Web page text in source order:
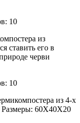
из
ставить его в
черви
из 4-х
Размеры: 60Х40Х20